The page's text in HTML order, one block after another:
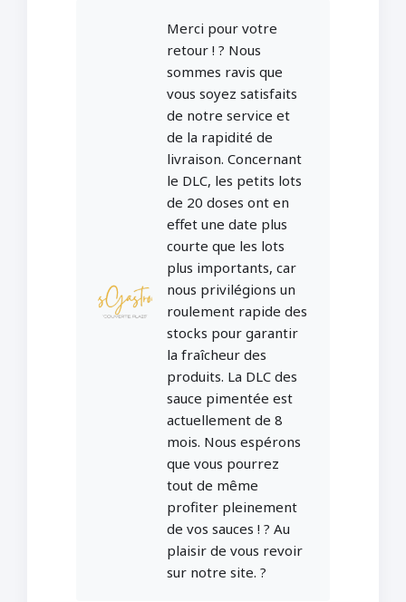
Merci pour votre
retour ! ? Nous
sommes ravis que
vous soyez satisfaits
de notre service et
de la rapidité de
livraison. Concernant
le DLC, les petits lots
de 20 doses ont en
effet une date plus
courte que les lots
plus importants, car
nous privilégions un
roulement rapide des
stocks pour garantir
la fraîcheur des
produits. La DLC des
sauce pimentée est
actuellement de 8
mois. Nous espérons
que vous pourrez
tout de même
profiter pleinement
de vos sauces ! ?️ Au
plaisir de vous revoir
sur notre site. ?